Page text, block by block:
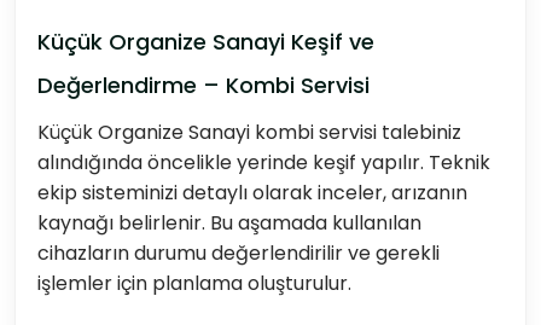
Küçük Organize Sanayi Keşif ve
Değerlendirme – Kombi Servisi
Küçük Organize Sanayi kombi servisi talebiniz
alındığında öncelikle yerinde keşif yapılır. Teknik
ekip sisteminizi detaylı olarak inceler, arızanın
kaynağı belirlenir. Bu aşamada kullanılan
cihazların durumu değerlendirilir ve gerekli
işlemler için planlama oluşturulur.